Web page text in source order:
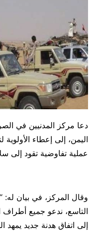
اليمن، إلى إعطاء الأولوية
عملية تفاوضية تقود إلى
وقال المركز، في بيان
التاسع، ندعو جميع أطراف
إلى اتفاق هدنة جديد يمهد